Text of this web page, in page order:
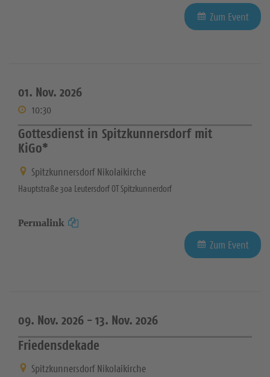
Zum Event
01. Nov. 2026
10:30
Gottesdienst in Spitzkunnersdorf mit
KiGo*
Spitzkunnersdorf Nikolaikirche
Hauptstraße 30a Leutersdorf OT Spitzkunnerdorf
Permalink
Zum Event
09. Nov. 2026 - 13. Nov. 2026
Friedensdekade
Spitzkunnersdorf Nikolaikirche